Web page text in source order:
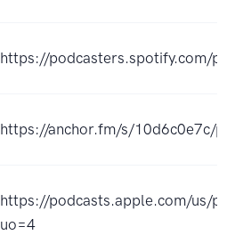
https://podcasters.spotify.com/
https://anchor.fm/s/10d6c0e7c/
https://podcasts.apple.com/us/
uo=4